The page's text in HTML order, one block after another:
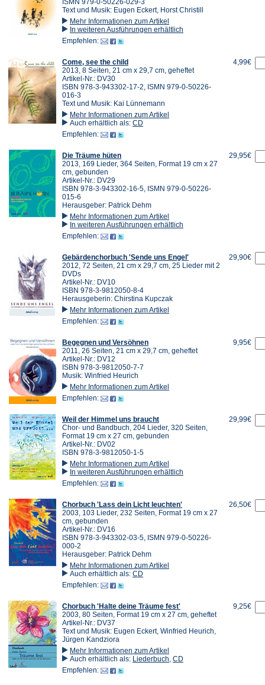
Text und Musik: Eugen Eckert, Horst Christill
Mehr Informationen zum Artikel
In weiteren Ausführungen erhältlich
Empfehlen:
Come, see the child
2013, 8 Seiten, 21 cm x 29,7 cm, geheftet
Artikel-Nr.: DV30
ISBN 978-3-943302-17-2, ISMN 979-0-50226-
016-3
Text und Musik: Kai Lünnemann
Mehr Informationen zum Artikel
Auch erhältlich als: CD
Empfehlen:
4,99€
Die Träume hüten
2013, 169 Lieder, 364 Seiten, Format 19 cm x 27
cm, gebunden
Artikel-Nr.: DV29
ISBN 978-3-943302-16-5, ISMN 979-0-50226-
015-6
Herausgeber: Patrick Dehm
Mehr Informationen zum Artikel
In weiteren Ausführungen erhältlich
Empfehlen:
29,95€
Gebärdenchorbuch 'Sende uns Engel'
2012, 72 Seiten, 21 cm x 29,7 cm, 25 Lieder mit 2
DVDs
Artikel-Nr.: DV10
ISBN 978-3-9812050-8-4
Herausgeberin: Chirstina Kupczak
Mehr Informationen zum Artikel
Empfehlen:
29,90€
Begegnen und Versöhnen
2011, 26 Seiten, 21 cm x 29,7 cm, geheftet
Artikel-Nr.: DV12
ISBN 978-3-9812050-7-7
Musik: Winfried Heurich
Mehr Informationen zum Artikel
Empfehlen:
9,95€
Weil der Himmel uns braucht
Chor- und Bandbuch, 204 Lieder, 320 Seiten,
Format 19 cm x 27 cm, gebunden
Artikel-Nr.: DV02
ISBN 978-3-9812050-1-5
Mehr Informationen zum Artikel
In weiteren Ausführungen erhältlich
Empfehlen:
29,99€
Chorbuch 'Lass dein Licht leuchten'
2003, 103 Lieder, 232 Seiten, Format 19 cm x 27
cm, gebunden
Artikel-Nr.: DV16
ISBN 978-3-943302-03-5, ISMN 979-0-50226-
000-2
Herausgeber: Patrick Dehm
Mehr Informationen zum Artikel
Auch erhältlich als: CD
Empfehlen:
26,50€
Chorbuch 'Halte deine Träume fest'
2003, 80 Seiten, Format 19 cm x 27 cm, geheftet
Artikel-Nr.: DV37
Text und Musik: Eugen Eckert, Winfried Heurich,
Jürgen Kandziora
Mehr Informationen zum Artikel
Auch erhältlich als: Liederbuch CD
Empfehlen:
9,25€